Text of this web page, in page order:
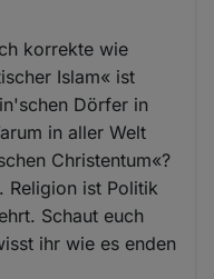
korrekte wie
Islam« ist
Dörfer in
in aller Welt
Christentum«?
Religion ist Politik
Schaut euch
ihr wie es enden